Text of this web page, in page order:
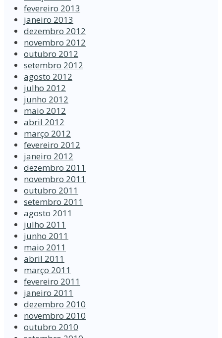
fevereiro 2013
janeiro 2013
dezembro 2012
novembro 2012
outubro 2012
setembro 2012
agosto 2012
julho 2012
junho 2012
maio 2012
abril 2012
março 2012
fevereiro 2012
janeiro 2012
dezembro 2011
novembro 2011
outubro 2011
setembro 2011
agosto 2011
julho 2011
junho 2011
maio 2011
abril 2011
março 2011
fevereiro 2011
janeiro 2011
dezembro 2010
novembro 2010
outubro 2010